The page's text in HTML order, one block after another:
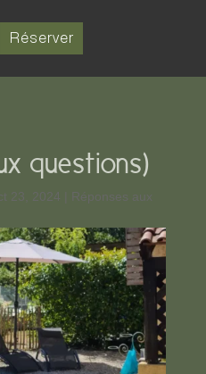
Réserver
questions)
23, 2024
Réponses aux